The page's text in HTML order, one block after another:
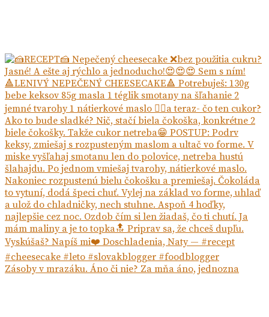
Zásoby v mrazáku. Áno či nie? Za mňa áno, jednozna